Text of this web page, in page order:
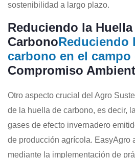
sostenibilidad a largo plazo.
Reduciendo la Huella
CarbonoReduciendo
carbono en el
Compromiso
Otro aspecto crucial del Agro
de la huella de carbono, es decir,
gases de efecto invernadero
de producción agrícola. EasyAgro
mediante la implementación de